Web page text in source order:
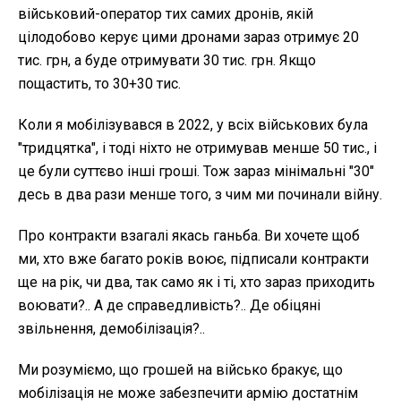
військовий-оператор тих самих дронів, якій
цілодобово керує цими дронами зараз отримує 20
тис. грн, а буде отримувати 30 тис. грн. Якщо
пощастить, то 30+30 тис.
Коли я мобілізувався в 2022, у всіх військових була
"тридцятка", і тоді ніхто не отримував менше 50 тис., і
це були суттєво інші гроші. Тож зараз мінімальні "30"
десь в два рази менше того, з чим ми починали війну.
Про контракти взагалі якась ганьба. Ви хочете щоб
ми, хто вже багато років воює, підписали контракти
ще на рік, чи два, так само як і ті, хто зараз приходить
воювати?.. А де справедливість?.. Де обіцяні
звільнення, демобілізація?..
Ми розуміємо, що грошей на військо бракує, що
мобілізація не може забезпечити армію достатнім